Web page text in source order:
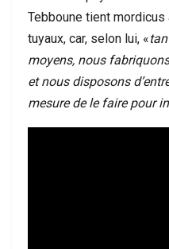
Tebboune tient
tuyaux, car, selon lui, «
moyens, nous
et nous disposons
mesure de le faire pour